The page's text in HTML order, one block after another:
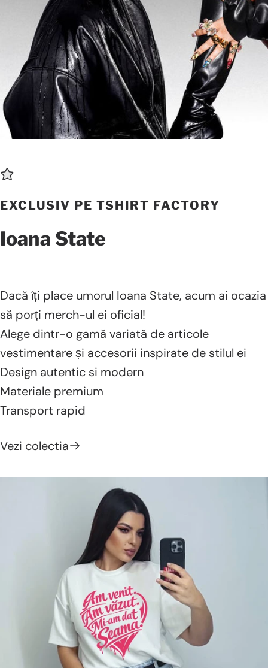
EXCLUSIV PE TSHIRT FACTORY
Ioana State
Dacă îți place umorul Ioana State, acum ai ocazia
să porți merch-ul ei oficial!
Alege dintr-o gamă variată de articole
vestimentare și accesorii inspirate de stilul ei
Design autentic si modern
Materiale premium
Transport rapid
Vezi colectia